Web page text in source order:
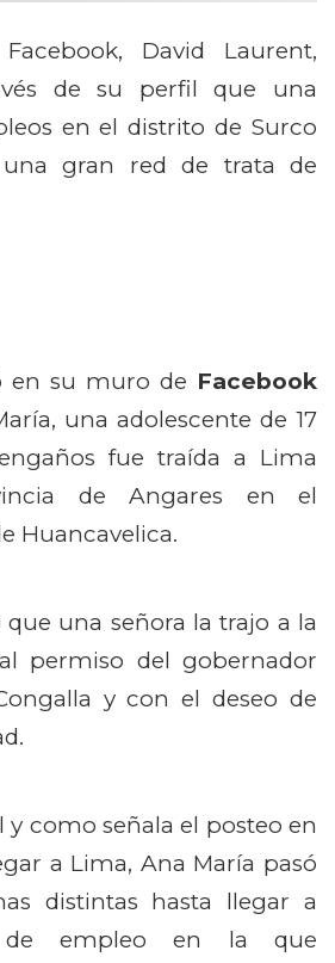
David Laurent,
de su perfil que una
en el distrito de Surco
gran red de trata de
en su muro de Facebook
una adolescente de 17
fue traída a Lima
de Angares en el
Huancavelica.
una señora la trajo a la
permiso del gobernador
y con el deseo de
como señala el posteo en
a Lima, Ana María pasó
distintas hasta llegar a
de empleo en la que